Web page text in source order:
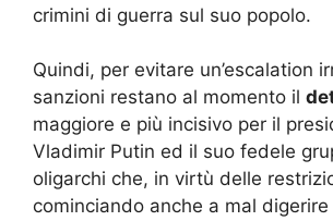
crimini di guerra sul suo popolo.
Quindi, per evitare un’escalation
sanzioni restano al momento il
maggiore e più incisivo per il
Vladimir Putin ed il suo fedele
oligarchi che, in virtù delle
cominciando anche a mal digerire